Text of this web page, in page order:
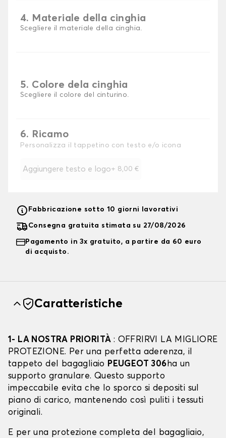
4. Materiale della cinghia
Scegliere il materiale della cinghia.
5. Colore dela cinghia
Scegliere il colore del cinturino.
6. Ricamo
Personalizza il tappetino con testo e/o icona
Aggiungere testo e logo+ 8,00 €
Fabbricazione sotto 10 giorni lavorativi
Consegna gratuita stimata su 27/08/2026
Pagamento in 3x gratuito, a partire da 60 euro
di acquisto.
Caratteristiche
1- LA NOSTRA PRIORITÀ : OFFRIRVI LA MIGLIORE
PROTEZIONE. Per una perfetta aderenza, il
tappeto del bagagliaio PEUGEOT 306ha un
supporto granulare. Questo supporto
impeccabile evita che lo sporco si depositi sul
piano di carico, mantenendo così puliti i tessuti
originali.
E per una protezione completa del bagagliaio,